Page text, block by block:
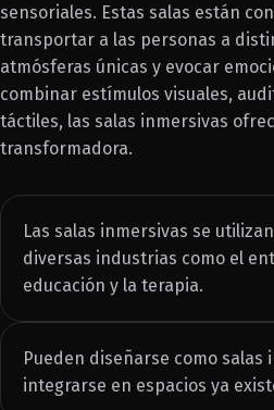
sensoriales. Estas salas están
transportar a las personas a
atmósferas únicas y evocar
combinar estímulos visuales,
táctiles, las salas inmersivas
transformadora.
Las salas inmersivas se
diversas industrias como el
educación y la terapia.
Pueden diseñarse como salas
integrarse en espacios ya